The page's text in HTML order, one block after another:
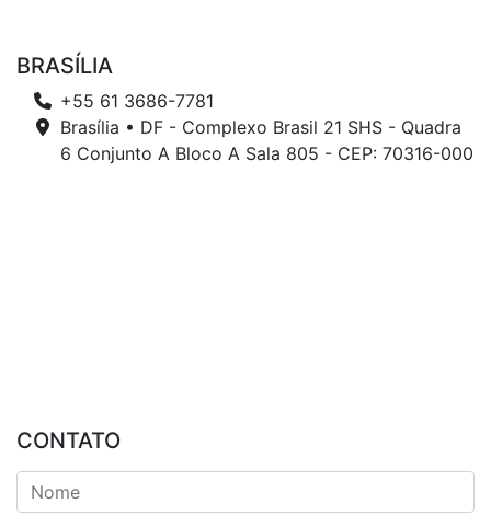
BRASÍLIA
+55 61 3686-7781
Brasília • DF - Complexo Brasil 21 SHS - Quadra
6 Conjunto A Bloco A Sala 805 - CEP: 70316-000
CONTATO